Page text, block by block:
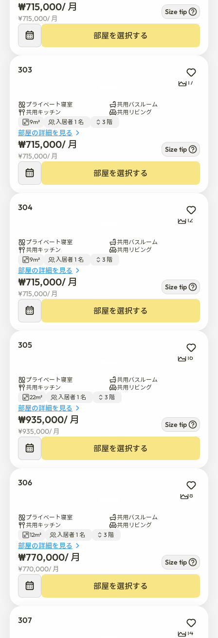
₩715,000/ 月
¥715,000/ 月
Size tip
部屋を選択する
303
17
プライベート寝室
共用バスルーム
共用キッチン
共用リビング
9m²
入居者 1 名 3 階
部屋の詳細を見る
₩715,000/ 月
¥715,000/ 月
Size tip
部屋を選択する
304
12
プライベート寝室
共用バスルーム
共用キッチン
共用リビング
9m²
入居者 1 名 3 階
部屋の詳細を見る
₩715,000/ 月
¥715,000/ 月
Size tip
部屋を選択する
305
16
プライベート寝室
共用バスルーム
共用キッチン
共用リビング
22m²
入居者 1 名 3 階
部屋の詳細を見る
₩935,000/ 月
¥935,000/ 月
Size tip
部屋を選択する
306
8
プライベート寝室
共用バスルーム
共用キッチン
共用リビング
12m²
入居者 1 名 3 階
部屋の詳細を見る
₩770,000/ 月
¥770,000/ 月
Size tip
部屋を選択する
307
14